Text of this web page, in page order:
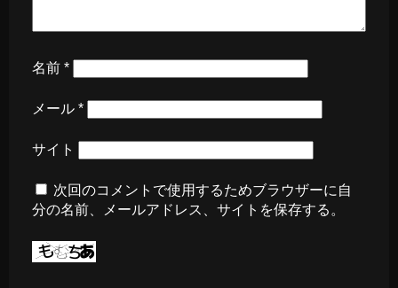
名前 *
メール *
サイト
次回のコメントで使用するためブラウザーに自
分の名前、メールアドレス、サイトを保存する。